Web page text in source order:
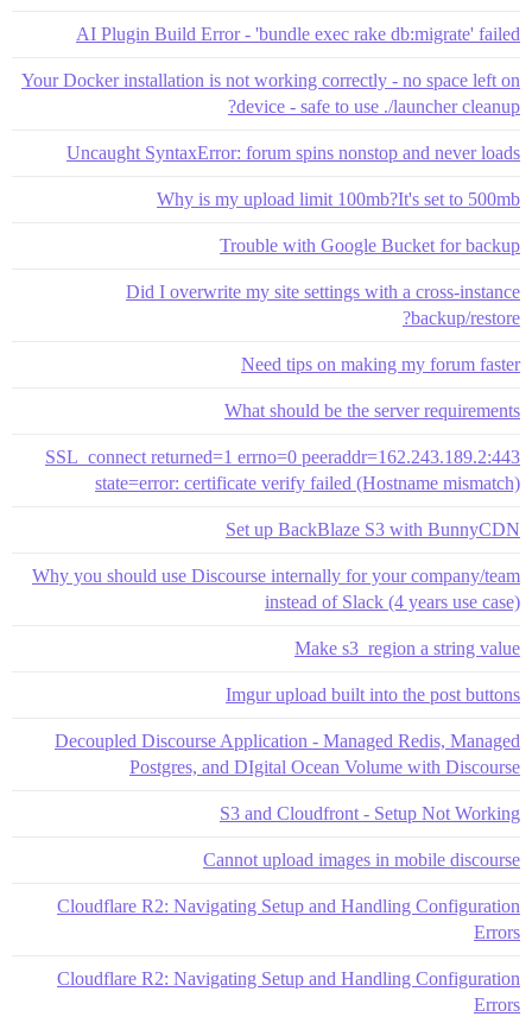
AI Plugin Build Error - 'bundle exec rake db:migrate' failed
Your Docker installation is not working correctly - no space left on
device - safe to use ./launcher cleanup?
Uncaught SyntaxError: forum spins nonstop and never loads
Why is my upload limit 100mb?It's set to 500mb
Trouble with Google Bucket for backup
Did I overwrite my site settings with a cross-instance
backup/restore?
Need tips on making my forum faster
What should be the server requirements
SSL_connect returned=1 errno=0 peeraddr=162.243.189.2:443
state=error: certificate verify failed (Hostname mismatch)
Set up BackBlaze S3 with BunnyCDN
Why you should use Discourse internally for your company/team
instead of Slack (4 years use case)
Make s3_region a string value
Imgur upload built into the post buttons
Decoupled Discourse Application - Managed Redis, Managed
Postgres, and DIgital Ocean Volume with Discourse
S3 and Cloudfront - Setup Not Working
Cannot upload images in mobile discourse
Cloudflare R2: Navigating Setup and Handling Configuration
Errors
Cloudflare R2: Navigating Setup and Handling Configuration
Errors